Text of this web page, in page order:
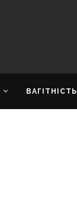
ВАГІТНІСТЬ